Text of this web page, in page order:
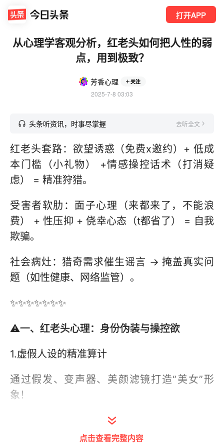
打开APP
从心理学客观分析，红老头如何把人性的弱
点，用到极致？
芳香心理 关注
2025-7-8 03:03
头条听资讯，时事尽掌握 去听全文
红老头套路：欲望诱惑（免费x邀约）+ 低成
本门槛（小礼物） +情感操控话术（打消疑
虑） = 精准狩猎。
受害者软肋：面子心理（来都来了，不能浪
费） + 性压抑 + 侥幸心态（t都省了） = 自我
欺骗。
社会病灶：猎奇需求催生谣言 → 掩盖真实问
题（如性健康、网络监管）。
✨✨✨✨✨✨✨
⚠️一、红老头心理：身份伪装与操控欲
1.虚假人设的精准算计
通过假发、变声器、美颜滤镜打造“美女”形
象！
心理学动机：利用“低门槛礼物”，筛选警惕性
低、想占便宜的目标，制造“生活化”氛围，降
点击查看完整内容